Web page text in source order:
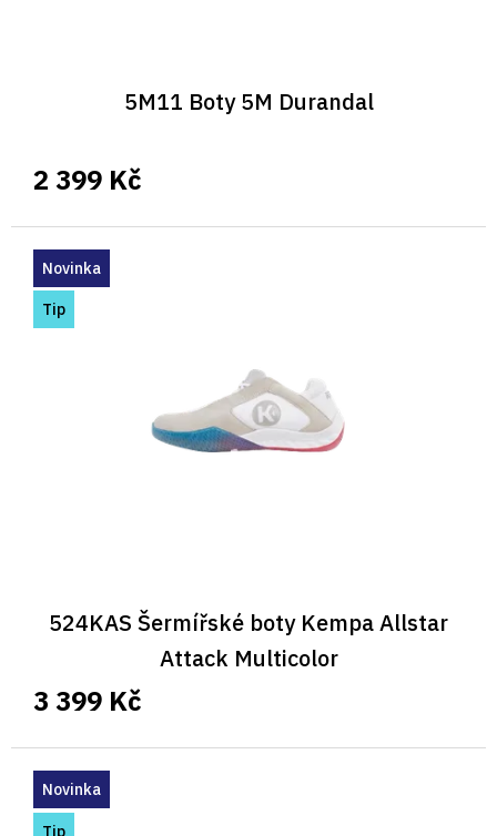
5M11 Boty 5M Durandal
2 399 Kč
Novinka
Tip
524KAS Šermířské boty Kempa Allstar
Attack Multicolor
3 399 Kč
Novinka
Tip